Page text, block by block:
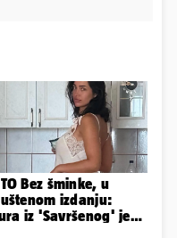
Bez šminke, u
izdanju:
iz 'Savršenog' je